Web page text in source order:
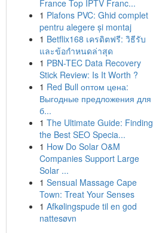
France Top IPTV Franc...
1 Plafons PVC: Ghid complet
pentru alegere și montaj
1 Betflix168 เครดิตฟรี: วิธีรับ
และข้อกำหนดล่าสุด
1 PBN-TEC Data Recovery
Stick Review: Is It Worth ?
1 Red Bull оптом цена:
Выгодные предложения для
б...
1 The Ultimate Guide: Finding
the Best SEO Specia...
1 How Do Solar O&M
Companies Support Large
Solar ...
1 Sensual Massage Cape
Town: Treat Your Senses
1 Afkølingspude til en god
nattesøvn